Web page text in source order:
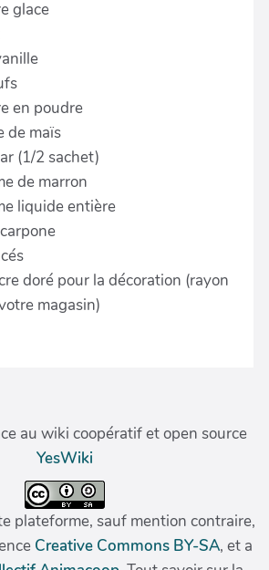
au wiki coopératif et open source
YesWiki
plateforme, sauf mention contraire,
Creative Commons BY-SA, et a